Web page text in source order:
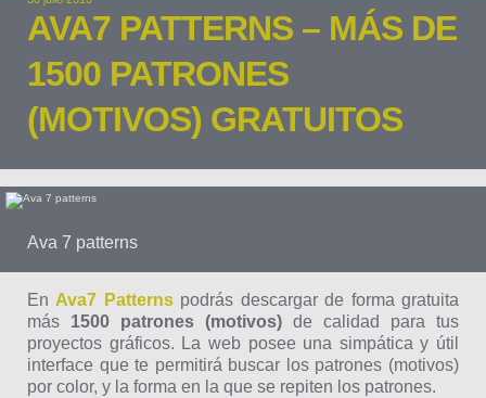
AVA7 PATTERNS – MÁS DE
1500 PATRONES
(MOTIVOS) GRATUITOS
Ava 7 patterns
En Ava7 Patternspodrás descargar de forma gratuita
más 1500 patrones (motivos) de calidad para tus
proyectos gráficos. La web posee una simpática y útil
interface que te permitirá buscar los patrones (motivos)
por color, y la forma en la que se repiten los patrones.